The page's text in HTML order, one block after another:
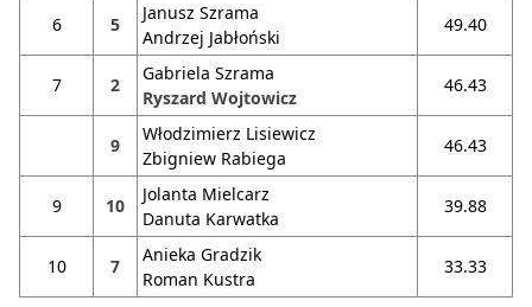
6 5
Janusz Szrama
Andrzej Jabłoński
49.40
7 2
Gabriela Szrama
Ryszard Wojtowicz
46.43
9
Włodzimierz Lisiewicz
Zbigniew Rabiega
46.43
9 10
Jolanta Mielcarz
Danuta Karwatka
39.88
10 7
Anieka Gradzik
Roman Kustra
33.33